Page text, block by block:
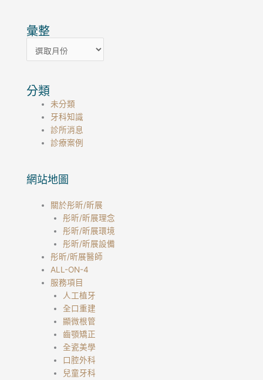
彙整
彙
分類
未分類
牙科知識
診所消息
診療案例
網站地圖
關於彤昕/昕展
彤昕/昕展理念
彤昕/昕展環境
彤昕/昕展設備
彤昕/昕展醫師
ALL-ON-4
服務項目
人工植牙
全口重建
顯微根管
齒顎矯正
全瓷美學
口腔外科
兒童牙科